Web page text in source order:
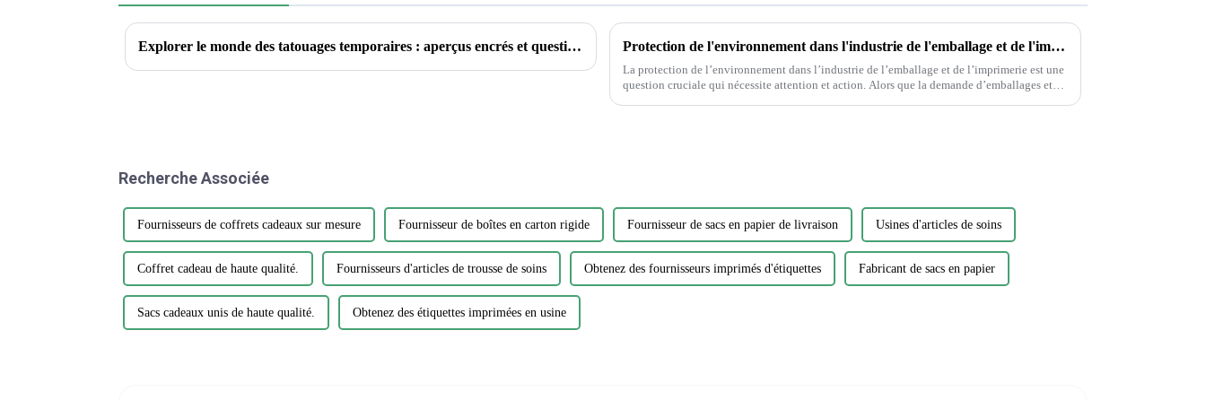
Explorer le monde des tatouages ​​temporaires : aperçus encrés et questions courantes Protection de l'environnement dans l'industrie de l'emballage et de l'imprimerie
La protection de l’environnement dans l’industrie de l’emballage et de l’imprimerie est une
question cruciale qui nécessite attention et action. Alors que la demande d’emballages et
Recherche Associée
Fournisseurs de coffrets cadeaux sur mesure Fournisseur de boîtes en carton rigide Fournisseur de sacs en papier de livraison Usines d'articles de soins
Coffret cadeau de haute qualité. Fournisseurs d'articles de trousse de soins Obtenez des fournisseurs imprimés d'étiquettes Fabricant de sacs en papier
Sacs cadeaux unis de haute qualité. Obtenez des étiquettes imprimées en usine